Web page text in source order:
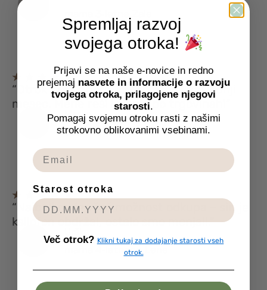
“Otrok sam izbere, kaj bo prejel naslednji
mesec. Mene reši iskanja po trgovinah!”
Marko
oče 5‑letnega Nika
“Najbolj mi je všeč možnost odkupa – sin je
ksilofon obdržal, ostalo smo menjali.”
mama 4‑letnega Lene
Spremljaj razvoj
svojega otroka!
Prijavi se na naše e-novice in redno
prejemaj nasvete in informacije o razvoju
tvojega otroka, prilagojene njegovi
starosti.
Pomagaj svojemu otroku rasti z našimi
strokovno oblikovanimi vsebinami.
Starost otroka
Več otrok? Klikni tukaj za dodajanje starosti vseh
otrok.